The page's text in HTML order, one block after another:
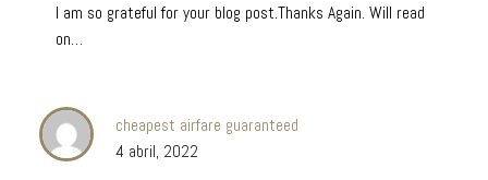
I am so grateful for your blog post.Thanks Again. Will read
on…
cheapest airfare guaranteed
4 abril, 2022